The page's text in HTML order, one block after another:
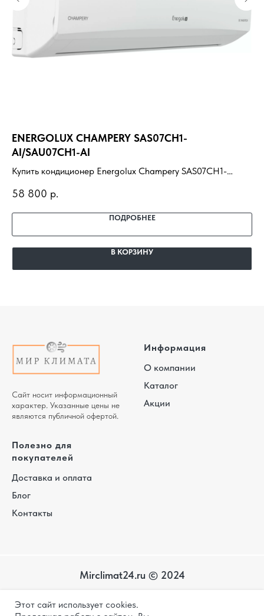
Этот сайт использует cookies.
ENERGOLUX CHAMPERY SAS07CH1-
AI/SAU07CH1-AI
Купить кондиционер Energolux Champery SAS07CH1-
помещение, доставка, профессиональный монтаж и
гарантия.
58 800 р.
ПОДРОБНЕЕ
В КОРЗИНУ
Сайт носит информационный
характер. Указанные цены не
являются публичной офертой.
Информация
О компании
Каталог
Акции
Полезно для
покупателей
Доставка и оплата
Блог
Контакты
Mirclimat24.ru © 2024
сайта
Политика конфиденциальности